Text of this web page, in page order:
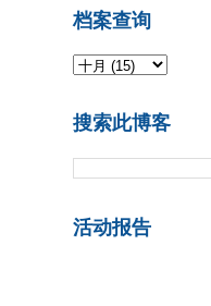
档案查询
搜索此博客
活动报告